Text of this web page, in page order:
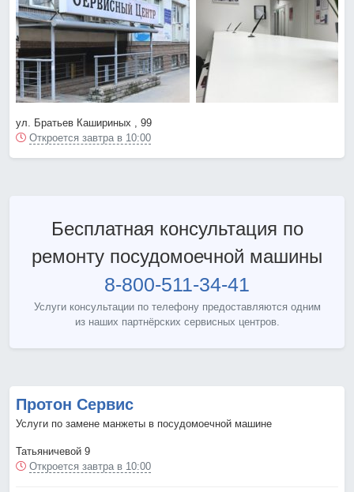
ул. Братьев Кашириных , 99
Откроется завтра в 10:00
Бесплатная консультация по
ремонту посудомоечной машины
8-800-511-34-41
Услуги консультации по телефону предоставляются одним
из наших партнёрских сервисных центров.
Протон Сервис
Услуги по замене манжеты в посудомоечной машине
Татьяничевой 9
Откроется завтра в 10:00